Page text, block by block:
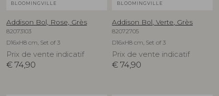
BLOOMINGVILLE
Addison Bol, Rose, Grès
82073103
D16xH8 cm, Set of 3
Prix de vente indicatif
€ 74,90
BLOOMINGVILLE
Addison Bol, Verte, Grès
82072705
D16xH8 cm, Set of 3
Prix de vente indicatif
€ 74,90